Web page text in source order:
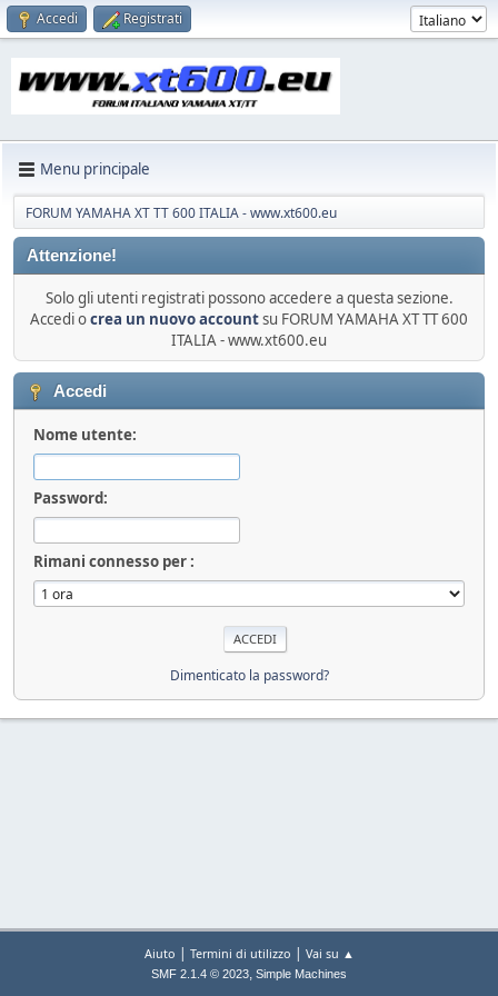
Accedi Registrati
Menu principale
FORUM YAMAHA XT TT 600 ITALIA - www.xt600.eu
Attenzione!
Solo gli utenti registrati possono accedere a questa sezione.
Accedi ocrea un nuovo accountsu FORUM YAMAHA XT TT 600
ITALIA - www.xt600.eu
Accedi
Nome utente:
Password:
Rimani connesso per :
Dimenticato la password?
Aiuto | Termini di utilizzo | Vai su ▲
SMF 2.1.4 © 2023, Simple Machines